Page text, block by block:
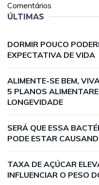
Comentários
ÚLTIMAS
DORMIR POUCO
EXPECTATIVA DE VIDA
ALIMENTE-SE BEM,
5 PLANOS
LONGEVIDADE
SERÁ QUE ESSA
PODE ESTAR
TAXA DE AÇÚCAR
INFLUENCIAR O PESO